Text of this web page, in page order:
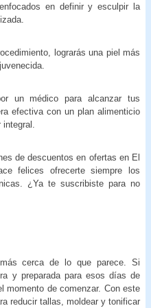
en definir y esculpir la
lograrás una piel más
un médico
para alcanzar tus
efectiva con un plan alimenticio
de descuentos en ofertas en El
felices ofrecerte siempre los
¿Ya te suscribiste para no
cerca de lo que parece. Si
y preparada para esos días de
de comenzar. Con este
reducir tallas, moldear y tonificar